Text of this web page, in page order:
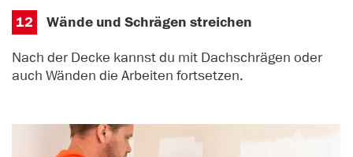
12 Wände und Schrägen streichen
Nach der Decke kannst du mit Dachschrägen oder
auch Wänden die Arbeiten fortsetzen.